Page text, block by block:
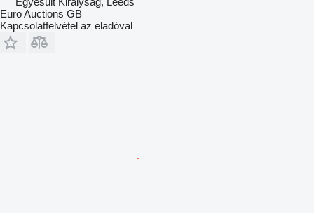
Euro Auctions GB
Kapcsolatfelvétel az eladóval